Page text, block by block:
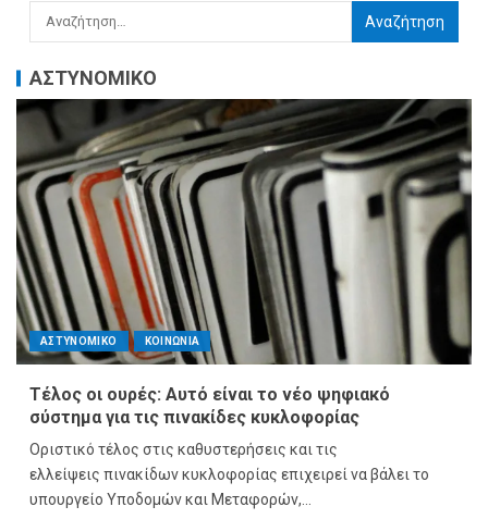
ΑΣΤΥΝΟΜΙΚΟ
ΑΣΤΥΝΟΜΙΚΟ ΚΟΙΝΩΝΙΑ
Τέλος οι ουρές: Αυτό είναι το νέο ψηφιακό
σύστημα για τις πινακίδες κυκλοφορίας
Οριστικό τέλος στις καθυστερήσεις και τις
ελλείψεις πινακίδων κυκλοφορίας επιχειρεί να βάλει το
υπουργείο Υποδομών και Μεταφορών,...